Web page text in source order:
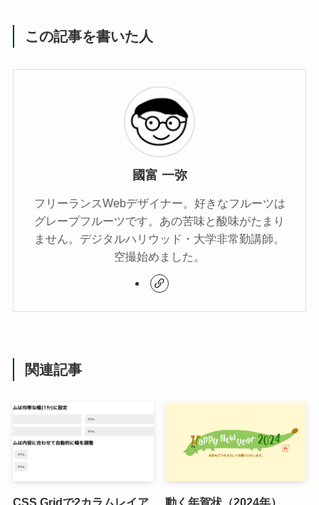
この記事を書いた人
國富 一弥
フリーランスWebデザイナー。好きなフルーツは
グレープフルーツです。あの苦味と酸味がたまり
ません。デジタルハリウッド・大学非常勤講師。
空撮始めました。
関連記事
CSS Gridで2カラムレイア 動く年賀状（2024年）